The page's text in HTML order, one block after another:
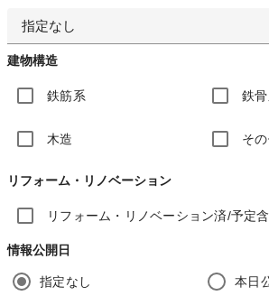
指定なし
建物構造
鉄筋系 鉄
木造 そ
リフォーム・リノベーション
リフォーム・リノベーション済/予定
情報公開日
指定なし 本日